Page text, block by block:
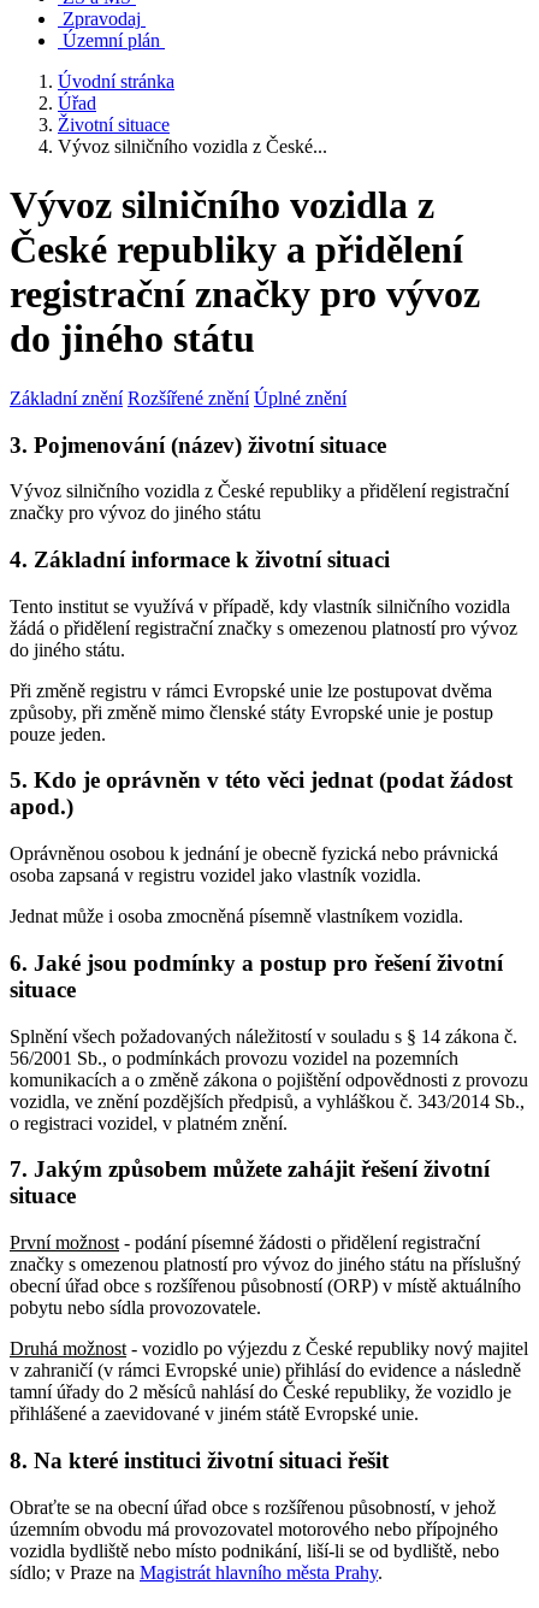
Zpravodaj
Územní plán
Úvodní stránka
Úřad
Životní situace
Vývoz silničního vozidla z České...
Vývoz silničního vozidla z
České republiky a přidělení
registrační značky pro vývoz
do jiného státu
Základní znění Rozšířené znění Úplné znění
3. Pojmenování (název) životní situace
Vývoz silničního vozidla z České republiky a přidělení registrační
značky pro vývoz do jiného státu
4. Základní informace k životní situaci
Tento institut se využívá v případě, kdy vlastník silničního vozidla
žádá o přidělení registrační značky s omezenou platností pro vývoz
do jiného státu.
Při změně registru v rámci Evropské unie lze postupovat dvěma
způsoby, při změně mimo členské státy Evropské unie je postup
pouze jeden.
5. Kdo je oprávněn v této věci jednat (podat žádost
apod.)
Oprávněnou osobou k jednání je obecně fyzická nebo právnická
osoba zapsaná v registru vozidel jako vlastník vozidla.
Jednat může i osoba zmocněná písemně vlastníkem vozidla.
6. Jaké jsou podmínky a postup pro řešení životní
situace
Splnění všech požadovaných náležitostí v souladu s § 14 zákona č.
56/2001 Sb., o podmínkách provozu vozidel na pozemních
komunikacích a o změně zákona o pojištění odpovědnosti z provozu
vozidla, ve znění pozdějších předpisů, a vyhláškou č. 343/2014 Sb.,
o registraci vozidel, v platném znění.
7. Jakým způsobem můžete zahájit řešení životní
situace
První možnost - podání písemné žádosti o přidělení registrační
značky s omezenou platností pro vývoz do jiného státu na příslušný
obecní úřad obce s rozšířenou působností (ORP) v místě aktuálního
pobytu nebo sídla provozovatele.
Druhá možnost - vozidlo po výjezdu z České republiky nový majitel
v zahraničí (v rámci Evropské unie) přihlásí do evidence a následně
tamní úřady do 2 měsíců nahlásí do České republiky, že vozidlo je
přihlášené a zaevidované v jiném státě Evropské unie.
8. Na které instituci životní situaci řešit
Obraťte se na obecní úřad obce s rozšířenou působností, v jehož
územním obvodu má provozovatel motorového nebo přípojného
vozidla bydliště nebo místo podnikání, liší-li se od bydliště, nebo
sídlo; v Praze na Magistrát hlavního města Prahy.